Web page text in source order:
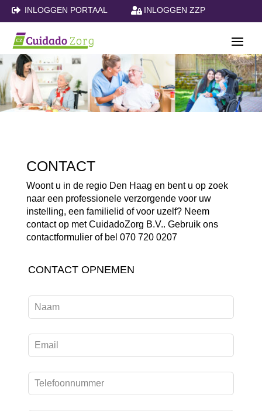
 INLOGGEN PORTAAL  INLOGGEN ZZP
CONTACT
Woont u in de regio Den Haag en bent u op zoek
naar een professionele verzorgende voor uw
instelling, een familielid of voor uzelf? Neem
contact op metCuidadoZorg B.V.. Gebruik ons
contactformulier of bel 070 720 0207
Leave
blank
CONTACT OPNEMEN